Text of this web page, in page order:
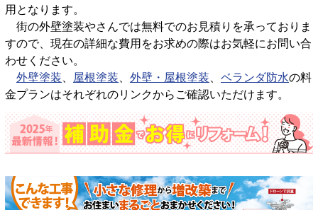
用となります。
街の外壁塗装やさんでは無料でのお見積りを承っておりま
すので、現在の詳細な費用をお求めの際はお気軽にお問い合
わせください。
外壁塗装
屋根塗装 外壁・屋根塗装 ベランダ防水の料
金プランはそれぞれのリンクからご確認いただけます。